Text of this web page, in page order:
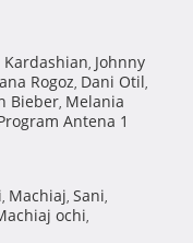
Kardashian, Johnny
Rogoz, Dani Otil,
Bieber, Melania
Antena 1
, Machiaj, Sani,
ochi,